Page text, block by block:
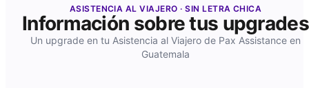
ASISTENCIA AL VIAJERO · SIN LETRA CHICA
Información sobre tus upgrades
Un upgrade en tu Asistencia al Viajero de Pax Assistance en
Guatemala